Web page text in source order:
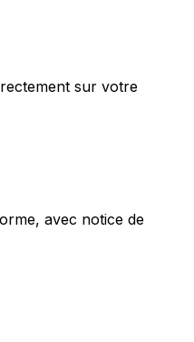
sur votre
avec notice de